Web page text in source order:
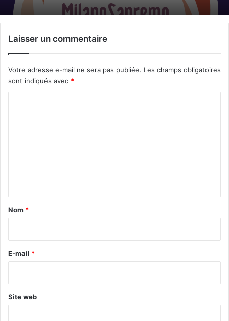
Laisser un commentaire
Votre adresse e-mail ne sera pas publiée. Les champs obligatoires
sont indiqués avec *
a
e
Nom *
E-mail *
Site web